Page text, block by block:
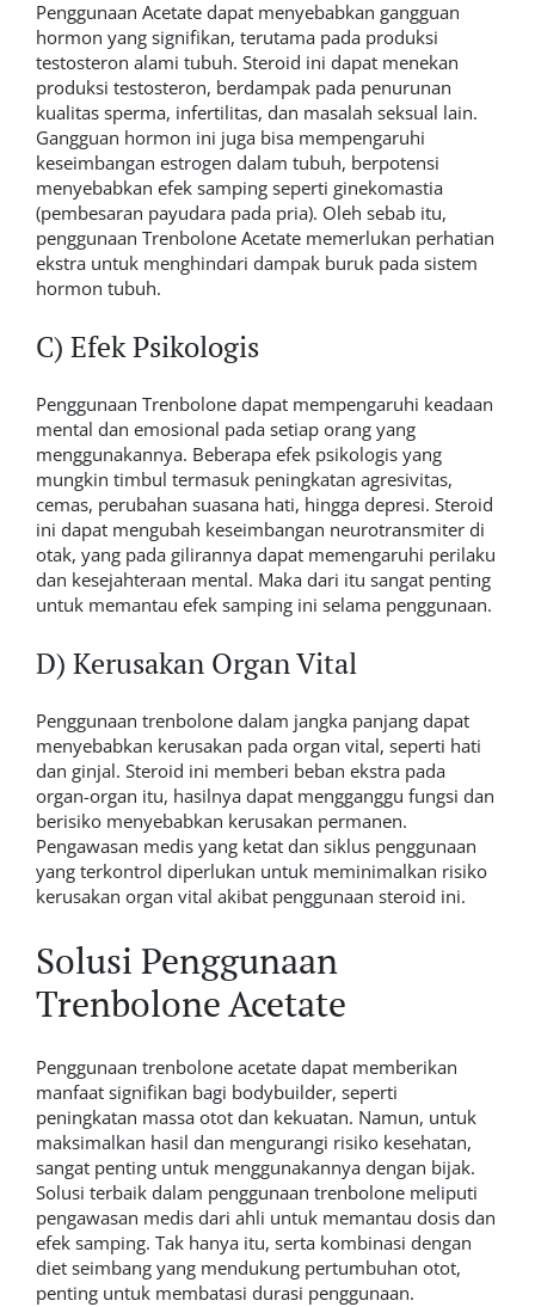
Penggunaan Acetate dapat menyebabkan gangguan
hormon yang signifikan, terutama pada produksi
testosteron alami tubuh. Steroid ini dapat menekan
produksi testosteron, berdampak pada penurunan
kualitas sperma, infertilitas, dan masalah seksual lain.
Gangguan hormon ini juga bisa mempengaruhi
keseimbangan estrogen dalam tubuh, berpotensi
menyebabkan efek samping seperti ginekomastia
(pembesaran payudara pada pria). Oleh sebab itu,
penggunaan Trenbolone Acetate memerlukan perhatian
ekstra untuk menghindari dampak buruk pada sistem
hormon tubuh.
C) Efek Psikologis
Penggunaan Trenbolone dapat mempengaruhi keadaan
mental dan emosional pada setiap orang yang
menggunakannya. Beberapa efek psikologis yang
mungkin timbul termasuk peningkatan agresivitas,
cemas, perubahan suasana hati, hingga depresi. Steroid
ini dapat mengubah keseimbangan neurotransmiter di
otak, yang pada gilirannya dapat memengaruhi perilaku
dan kesejahteraan mental. Maka dari itu sangat penting
untuk memantau efek samping ini selama penggunaan.
D) Kerusakan Organ Vital
Penggunaan trenbolone dalam jangka panjang dapat
menyebabkan kerusakan pada organ vital, seperti hati
dan ginjal. Steroid ini memberi beban ekstra pada
organ-organ itu, hasilnya dapat mengganggu fungsi dan
berisiko menyebabkan kerusakan permanen.
Pengawasan medis yang ketat dan siklus penggunaan
yang terkontrol diperlukan untuk meminimalkan risiko
kerusakan organ vital akibat penggunaan steroid ini.
Solusi Penggunaan
Trenbolone Acetate
Penggunaan trenbolone acetate dapat memberikan
manfaat signifikan bagi bodybuilder, seperti
peningkatan massa otot dan kekuatan. Namun, untuk
maksimalkan hasil dan mengurangi risiko kesehatan,
sangat penting untuk menggunakannya dengan bijak.
Solusi terbaik dalam penggunaan trenbolone meliputi
pengawasan medis dari ahli untuk memantau dosis dan
efek samping. Tak hanya itu, serta kombinasi dengan
diet seimbang yang mendukung pertumbuhan otot,
penting untuk membatasi durasi penggunaan.